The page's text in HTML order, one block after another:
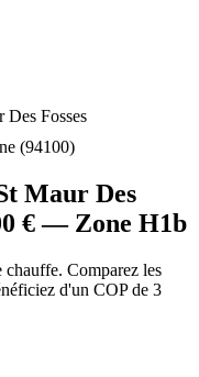
Des Fosses
(94100)
Maur Des
€ — Zone H1b
Comparez les
d'un COP de 3